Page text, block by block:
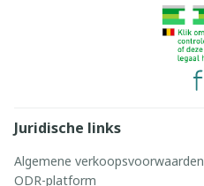
Juridische links
Algemene verkoopsvoorwaarden
ODR-platform